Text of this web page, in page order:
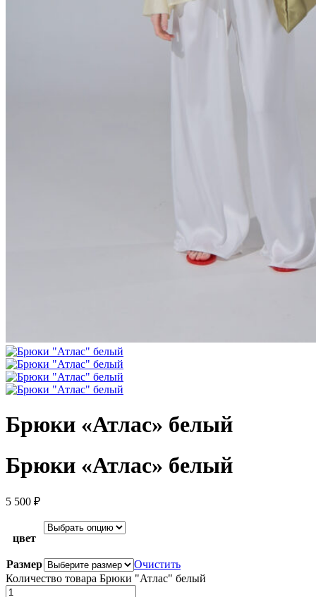
Брюки «Атлас» белый
Брюки «Атлас» белый
5 500 ₽
цвет
Размер
Очистить
Количество товара Брюки "Атлас" белый